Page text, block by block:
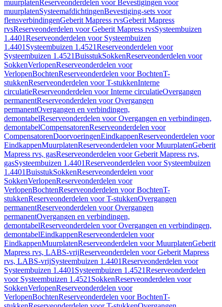
muurplatenReserveonderdelen voor Bevestigingen voor
muurplatenSysteemafdichtingenBevestiging-sets voor
flensverbindingenGeberit Mapress rvsGeberit Mapress
rvsReserveonderdelen voor Geberit Mapress rvsSysteembuizen
1.4401Reserveonderdelen voor Systeembuizen
1.4401 Systeembuizen 1.4521Reserveonderdelen voor
Systeembuizen 1.4521BuisstukSokkenReserveonderdelen voor
SokkenVerlopenReserveonderdelen voor
VerlopenBochtenReserveonderdelen voor BochtenT-
stukkenReserveonderdelen voor T-stukkenInterne
circulatieReserveonderdelen voor Interne circulatieOvergangen
permanentReserveonderdelen voor Overgangen
permanentOvergangen en verbindingen,
demontabelReserveonderdelen voor Overgangen en verbindingen,
demontabelCompensatorenReserveonderdelen voor
CompensatorenDoorvoeringenEindkappenReserveonderdelen voor
EindkappenMuurplatenReserveonderdelen voor MuurplatenGeberit
Mapress rvs, gasReserveonderdelen voor Geberit Mapress rvs,
gasSysteembuizen 1.4401Reserveonderdelen voor Systeembuizen
1.4401BuisstukSokkenReserveonderdelen voor
SokkenVerlopenReserveonderdelen voor
VerlopenBochtenReserveonderdelen voor BochtenT-
stukkenReserveonderdelen voor T-stukkenOvergangen
permanentReserveonderdelen voor Overgangen
permanentOvergangen en verbindingen,
demontabelReserveonderdelen voor Overgangen en verbindingen,
demontabelEindkappenReserveonderdelen voor
EindkappenMuurplatenReserveonderdelen voor MuurplatenGeberit
Mapress rvs, LABS-vrijReserveonderdelen voor Geberit Mapress
rvs, LABS-vrijSysteembuizen 1.4401Reserveonderdelen voor
Systeembuizen 1.4401 Systeembuizen 1.4521Reserveonderdelen
voor Systeembuizen 1.4521 SokkenReserveonderdelen voor
SokkenVerlopenReserveonderdelen voor
VerlopenBochtenReserveonderdelen voor BochtenT-